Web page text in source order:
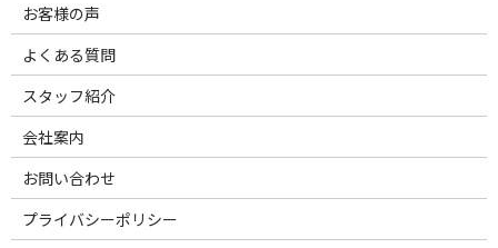
お客様の声
よくある質問
スタッフ紹介
会社案内
お問い合わせ
プライバシーポリシー